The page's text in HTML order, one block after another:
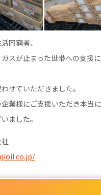
困窮者、
スが止まった世帯への支援
せていただきました。
業様にご支援いただき本当に
ました。